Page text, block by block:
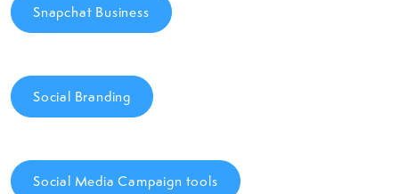
Snapchat Business
Social Branding
Social Media Campaign tools